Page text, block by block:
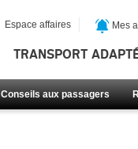
TRANSPORT
Conseils aux passagers
Espace affaires Mes